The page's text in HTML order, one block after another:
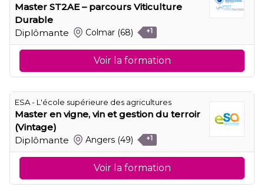
Master ST2AE – parcours Viticulture
Durable
Diplômante
Colmar (68) +1
Voir la formation
ESA - L'école supérieure des agricultures
Master en vigne, vin et gestion du terroir
(Vintage)
Diplômante
Angers (49) +1
Voir la formation